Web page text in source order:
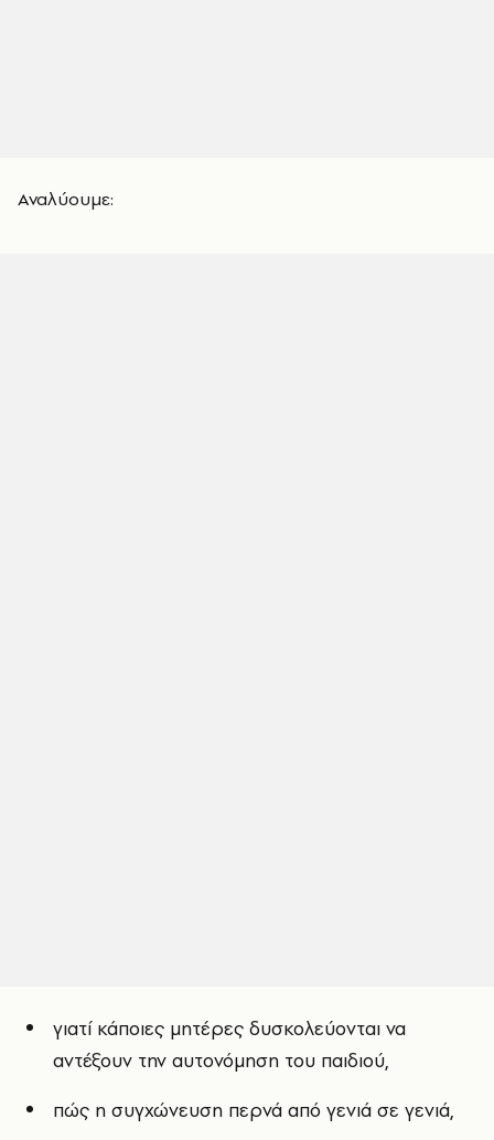
Αναλύουμε:
γιατί κάποιες μητέρες δυσκολεύονται να
αντέξουν την αυτονόμηση του παιδιού,
πώς η συγχώνευση περνά από γενιά σε γενιά,